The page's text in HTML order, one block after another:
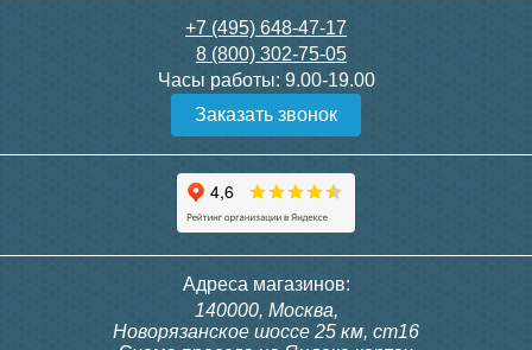
+7 (495) 648-47-17
8 (800) 302-75-05
Часы работы: 9.00-19.00
Заказать звонок
Адреса магазинов:
140000, Москва,
Новорязанское шоссе 25 км, ст16